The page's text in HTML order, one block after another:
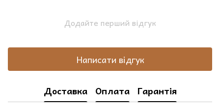
Додайте перший відгук
Написати відгук
Доставка Оплата Гарантія